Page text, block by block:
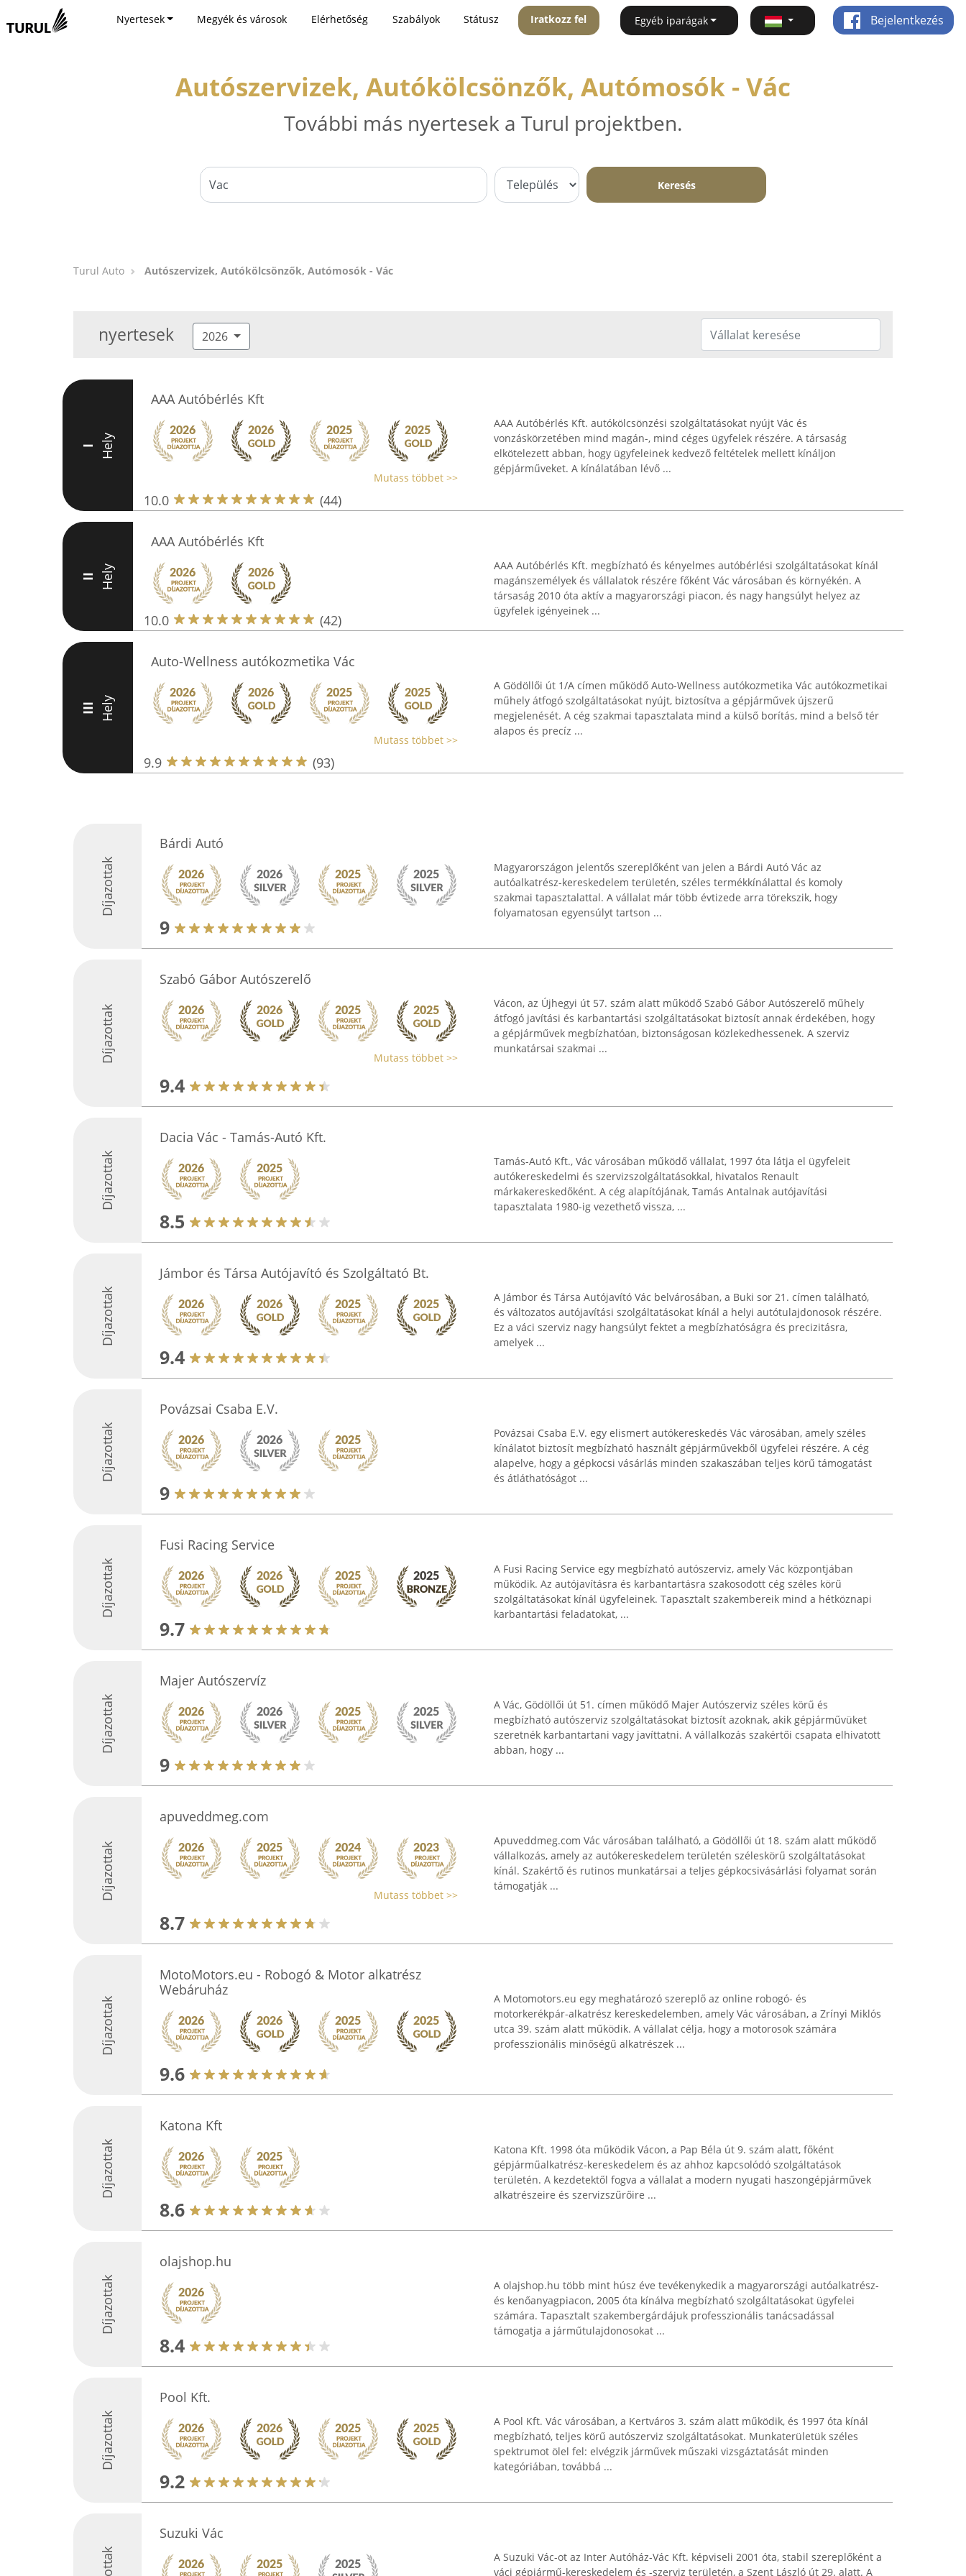
Nyertesek Megyék és városok Elérhetőség Szabályok Státusz Iratkozz fel Egyéb iparágak Bejelentkezés
Autószervizek, Autókölcsönzők, Autómosók - Vác
További más nyertesek a Turul projektben.
Keresés
Turul Auto Autószervizek, Autókölcsönzők, Autómosók - Vác
nyertesek 2026
I Hely
AAA Autóbérlés Kft
Mutass többet >>
10.0 (44)
AAA Autóbérlés Kft. autókölcsönzési szolgáltatásokat nyújt Vác és
vonzáskörzetében mind magán-, mind céges ügyfelek részére. A társaság
elkötelezett abban, hogy ügyfeleinek kedvező feltételek mellett kínáljon
gépjárműveket. A kínálatában lévő ...
II Hely
AAA Autóbérlés Kft
10.0 (42)
AAA Autóbérlés Kft. megbízható és kényelmes autóbérlési szolgáltatásokat kínál
magánszemélyek és vállalatok részére főként Vác városában és környékén. A
társaság 2010 óta aktív a magyarországi piacon, és nagy hangsúlyt helyez az
ügyfelek igényeinek ...
III Hely
Auto-Wellness autókozmetika Vác
Mutass többet >>
9.9 (93)
A Gödöllői út 1/A címen működő Auto-Wellness autókozmetika Vác autókozmetikai
műhely átfogó szolgáltatásokat nyújt, biztosítva a gépjárművek újszerű
megjelenését. A cég szakmai tapasztalata mind a külső borítás, mind a belső tér
alapos és precíz ...
Díjazottak
Bárdi Autó
9
Magyarországon jelentős szereplőként van jelen a Bárdi Autó Vác az
autóalkatrész-kereskedelem területén, széles termékkínálattal és komoly
szakmai tapasztalattal. A vállalat már több évtizede arra törekszik, hogy
folyamatosan egyensúlyt tartson ...
Díjazottak
Szabó Gábor Autószerelő
Mutass többet >>
9.4
Vácon, az Újhegyi út 57. szám alatt működő Szabó Gábor Autószerelő műhely
átfogó javítási és karbantartási szolgáltatásokat biztosít annak érdekében, hogy
a gépjárművek megbízhatóan, biztonságosan közlekedhessenek. A szerviz
munkatársai szakmai ...
Díjazottak
Dacia Vác - Tamás-Autó Kft.
8.5
Tamás-Autó Kft., Vác városában működő vállalat, 1997 óta látja el ügyfeleit
autókereskedelmi és szervizszolgáltatásokkal, hivatalos Renault
márkakereskedőként. A cég alapítójának, Tamás Antalnak autójavítási
tapasztalata 1980-ig vezethető vissza, ...
Díjazottak
Jámbor és Társa Autójavító és Szolgáltató Bt.
9.4
A Jámbor és Társa Autójavító Vác belvárosában, a Buki sor 21. címen található,
és változatos autójavítási szolgáltatásokat kínál a helyi autótulajdonosok részére.
Ez a váci szerviz nagy hangsúlyt fektet a megbízhatóságra és precizitásra,
amelyek ...
Díjazottak
Povázsai Csaba E.V.
9
Povázsai Csaba E.V. egy elismert autókereskedés Vác városában, amely széles
kínálatot biztosít megbízható használt gépjárművekből ügyfelei részére. A cég
alapelve, hogy a gépkocsi vásárlás minden szakaszában teljes körű támogatást
és átláthatóságot ...
Díjazottak
Fusi Racing Service
9.7
A Fusi Racing Service egy megbízható autószerviz, amely Vác központjában
működik. Az autójavításra és karbantartásra szakosodott cég széles körű
szolgáltatásokat kínál ügyfeleinek. Tapasztalt szakembereik mind a hétköznapi
karbantartási feladatokat, ...
Díjazottak
Majer Autószervíz
9
A Vác, Gödöllői út 51. címen működő Majer Autószerviz széles körű és
megbízható autószerviz szolgáltatásokat biztosít azoknak, akik gépjárművüket
szeretnék karbantartani vagy javíttatni. A vállalkozás szakértői csapata elhivatott
abban, hogy ...
Díjazottak
apuveddmeg.com
Mutass többet >>
8.7
Apuveddmeg.com Vác városában található, a Gödöllői út 18. szám alatt működő
vállalkozás, amely az autókereskedelem területén széleskörű szolgáltatásokat
kínál. Szakértő és rutinos munkatársai a teljes gépkocsivásárlási folyamat során
támogatják ...
Díjazottak
MotoMotors.eu - Robogó & Motor alkatrész
Webáruház
9.6
A Motomotors.eu egy meghatározó szereplő az online robogó- és
motorkerékpár-alkatrész kereskedelemben, amely Vác városában, a Zrínyi Miklós
utca 39. szám alatt működik. A vállalat célja, hogy a motorosok számára
professzionális minőségű alkatrészek ...
Díjazottak
Katona Kft
8.6
Katona Kft. 1998 óta működik Vácon, a Pap Béla út 9. szám alatt, főként
gépjárműalkatrész-kereskedelem és az ahhoz kapcsolódó szolgáltatások
területén. A kezdetektől fogva a vállalat a modern nyugati haszongépjárművek
alkatrészeire és szervizszűrőire ...
Díjazottak
olajshop.hu
8.4
A olajshop.hu több mint húsz éve tevékenykedik a magyarországi autóalkatrész-
és kenőanyagpiacon, 2005 óta kínálva megbízható szolgáltatásokat ügyfelei
számára. Tapasztalt szakembergárdájuk professzionális tanácsadással
támogatja a járműtulajdonosokat ...
Díjazottak
Pool Kft.
9.2
A Pool Kft. Vác városában, a Kertváros 3. szám alatt működik, és 1997 óta kínál
megbízható, teljes körű autószerviz szolgáltatásokat. Munkaterületük széles
spektrumot ölel fel: elvégzik járművek műszaki vizsgáztatását minden
kategóriában, továbbá ...
Suzuki Vác
A Suzuki Vác-ot az Inter Autóház-Vác Kft. képviseli 2001 óta, stabil szereplőként a
váci gépjármű-kereskedelem és -szerviz területén, a Szent László út 29. alatt. A